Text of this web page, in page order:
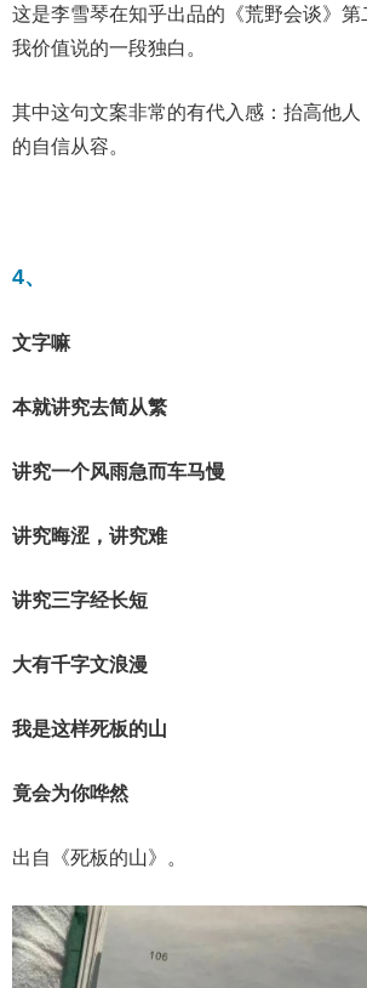
这是李雪琴在知乎出品的《荒野会谈》第
我价值说的一段独白。
其中这句文案非常的有代入感：抬高他人
的自信从容。
4、
文字嘛
本就讲究去简从繁
讲究一个风雨急而车马慢
讲究晦涩，讲究难
讲究三字经长短
大有千字文浪漫
我是这样死板的山
竟会为你哗然
出自《死板的山》。